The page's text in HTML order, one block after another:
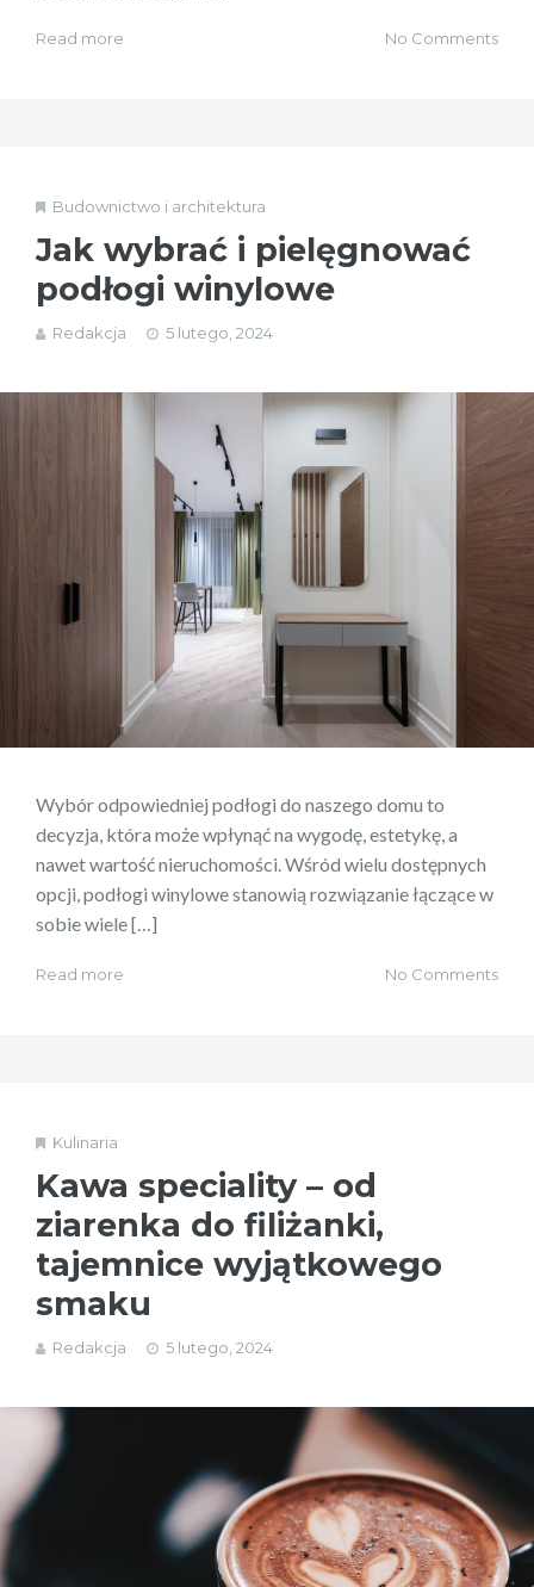
Read more No Comments
Budownictwo i architektura
Jak wybrać i pielęgnować
podłogi winylowe
Redakcja 5 lutego, 2024
Wybór odpowiedniej podłogi do naszego domu to
decyzja, która może wpłynąć na wygodę, estetykę, a
nawet wartość nieruchomości. Wśród wielu dostępnych
opcji, podłogi winylowe stanowią rozwiązanie łączące w
sobie wiele […]
Read more No Comments
Kulinaria
Kawa speciality – od
ziarenka do filiżanki,
tajemnice wyjątkowego
smaku
Redakcja 5 lutego, 2024